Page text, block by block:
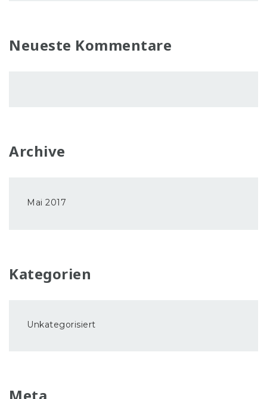
Neueste Kommentare
Archive
Mai 2017
Kategorien
Unkategorisiert